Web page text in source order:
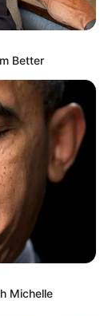
Better
Michelle